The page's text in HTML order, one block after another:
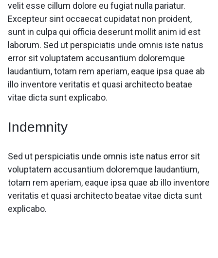
velit esse cillum dolore eu fugiat nulla pariatur.
Excepteur sint occaecat cupidatat non proident,
sunt in culpa qui officia deserunt mollit anim id est
laborum. Sed ut perspiciatis unde omnis iste natus
error sit voluptatem accusantium doloremque
laudantium, totam rem aperiam, eaque ipsa quae ab
illo inventore veritatis et quasi architecto beatae
vitae dicta sunt explicabo.
Indemnity
Sed ut perspiciatis unde omnis iste natus error sit
voluptatem accusantium doloremque laudantium,
totam rem aperiam, eaque ipsa quae ab illo inventore
veritatis et quasi architecto beatae vitae dicta sunt
explicabo.